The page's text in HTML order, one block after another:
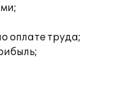
оплате труда;